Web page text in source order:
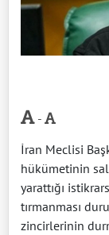
-
İran Meclisi
hükümetinin
yarattığı
tırmanması
zincirlerinin